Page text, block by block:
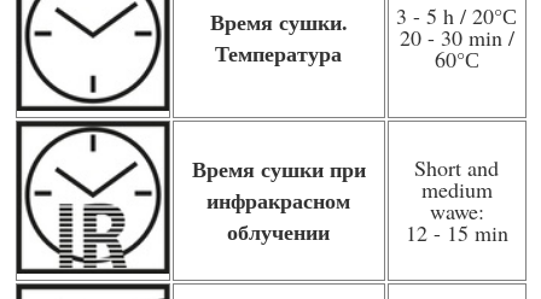
Время сушки.
Температура
3 - 5 h / 20°С
20 - 30 min /
60°С
Время сушки при
инфракрасном
облучении
Short and
medium
wawe:
12 - 15 min